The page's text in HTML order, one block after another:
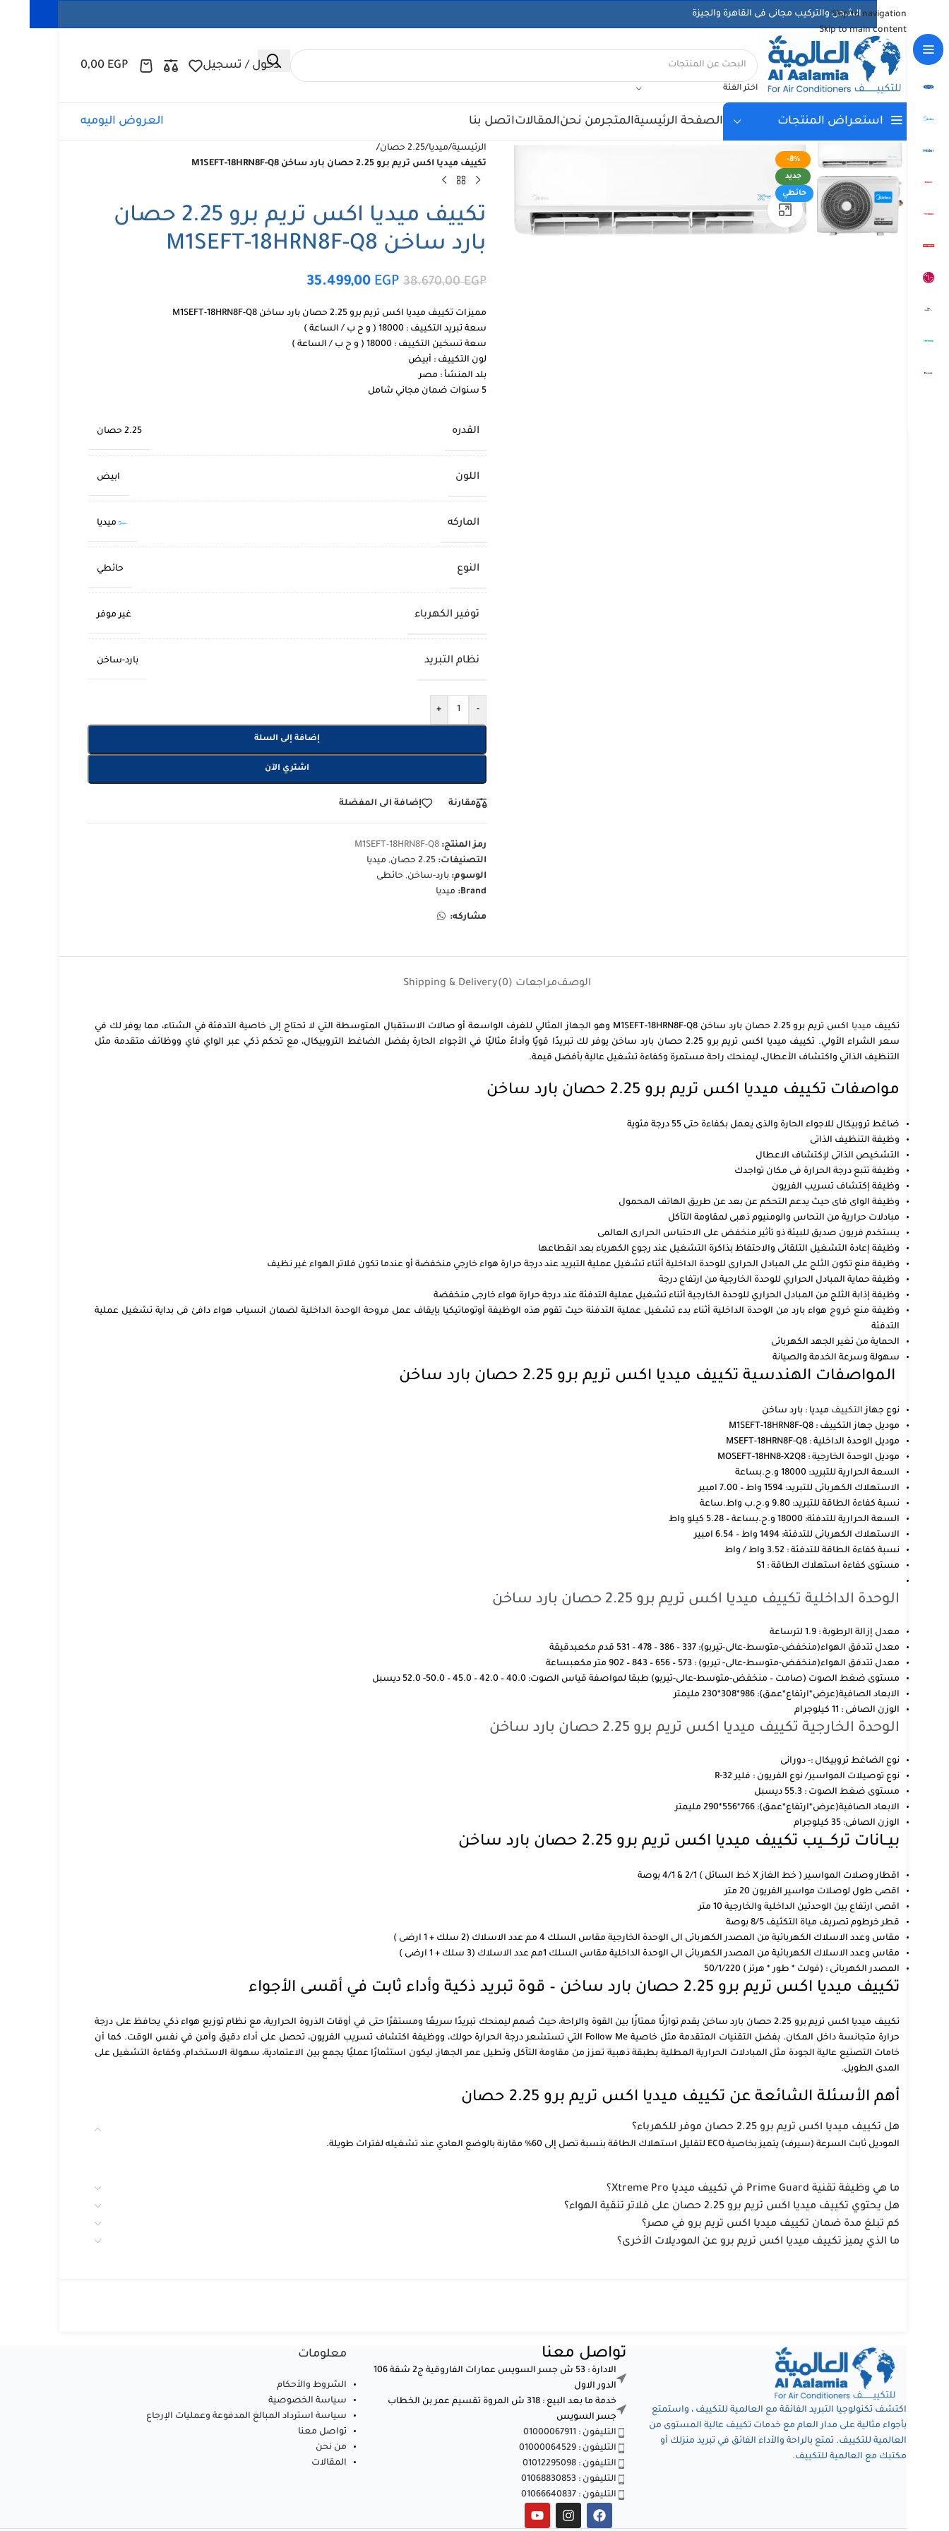
Skip to navigation
Skip to main content
الشحن والتركيب مجانى فى القاهرة والجيزة
اختر الفئة
دخول / تسجيل 0,00 EGP
استعراض المنتجات الصفحة الرئيسيةالمتجرمن نحنالمقالاتاتصل بنا العروض اليوميه
-8%
جديد
حائطي
اضغط للتكبير
الرئيسية/ميديا/2.25 حصان
/
تكييف ميديا اكس تريم برو 2.25 حصان بارد ساخن M1SEFT-18HRN8F-Q8
تكييف ميديا اكس تريم برو 2.25 حصان
بارد ساخن M1SEFT-18HRN8F-Q8
38.670,00EGP
35.499,00 EGP
مميزات تكييف ميديا اكس تريم برو 2.25 حصان بارد ساخن M1SEFT-18HRN8F-Q8
سعة تبريد التكييف : 18000 ( و ح ب / الساعة )
سعة تسخين التكييف : 18000 ( و ح ب / الساعة )
لون التكييف : أبيض
بلد المنشأ : مصر
5 سنوات ضمان مجاني شامل
القدره 2.25 حصان
اللون ابيض
الماركه ميديا
النوع حائطي
توفير الكهرباء غير موفر
نظام التبريد بارد-ساخن
-
+
إضافة إلى السلة
اشتري الآن
مقارنة إضافة الى المفضلة
رمز المنتج: M1SEFT-18HRN8F-Q8
التصنيفات: 2.25 حصان , ميديا
الوسوم: بارد-ساخن, حائطى
Brand:
ميديا
مشاركه:
الوصفمراجعات (0) Shipping & Delivery
تكييف ميديا
اكس تريم برو 2.25 حصان بارد ساخن M1SEFT-18HRN8F-Q8 وهو الجهاز المثالي للغرف الواسعة أو صالات الاستقبال المتوسطة التي لا تحتاج إلى خاصية التدفئة في الشتاء، مما يوفر لك في
سعر الشراء الأولي. تكييف ميديا اكس تريم برو 2.25 حصان بارد ساخن يوفر لك تبريدًا قويًا وأداءً مثاليًا في الأجواء الحارة بفضل الضاغط التروبيكال، مع تحكم ذكي عبر الواي فاي ووظائف متقدمة مثل
التنظيف الذاتي واكتشاف الأعطال، ليمنحك راحة مستمرة وكفاءة تشغيل عالية بأفضل قيمة.
مواصفات تكييف ميديا اكس تريم برو 2.25 حصان بارد ساخن
ضاغط تروبيكال للاجواء الحارة والذى يعمل بكفاءة حتى 55 درجة مئوية
وظيفة التنظيف الذاتى
التشخيص الذاتى لإكتشاف الاعطال
وظيفة تتبع درجة الحرارة فى مكان تواجدك
وظيفة إكتشاف تسريب الفريون
وظيفة الواى فاى حيث يدعم التحكم عن بعد عن طريق الهاتف المحمول
مبادلات حرارية من النحاس والومنيوم ذهبى لمقاومة التآكل
يستخدم فريون صديق للبيئة ذو تأثير منخفض على الاحتباس الحرارى العالمى
وظيفة إعادة التشغيل التلقائى والاحتفاظ بذاكرة التشغيل عند رجوع الكهرباء بعد انقطاعها
وظيفة منع تكون الثلج على المبادل الحرارى للوحدة الداخلية أثناء تشغيل عملية التبريد عند درجة حرارة هواء خارجي منخفضة أو عندما تكون فلاتر الهواء غير نظيف
وظيفة حماية المبادل الحراري للوحدة الخارجية من ارتفاع درجة
وظيفة إذابة الثلج من المبادل الحراري للوحدة الخارجية أثناء تشغيل عملية التدفئة عند درجة حرارة هواء خارجى منخفضة
وظيفة منع خروج هواء بارد من الوحدة الداخلية أثناء بدء تشغيل عملية التدفئة حيث تقوم هذه الوظيفة أوتوماتيكيا بإيقاف عمل مروحة الوحدة الداخلية لضمان انسياب هواء دافئ فى بداية تشغيل عملية
التدفئة
الحماية من تغير الجهد الكهربائى
سهولة وسرعة الخدمة والصيانة
المواصفات الهندسية تكييف ميديا اكس تريم برو 2.25 حصان بارد ساخن
نوع جهازالتكييف ميديا : بارد ساخن
موديل جهاز التكييف : M1SEFT-18HRN8F-Q8
موديل الوحدة الداخلية : MSEFT-18HRN8F-Q8
موديل الوحدة الخارجية : MOSEFT-18HN8-X2Q8
السعة الحرارية للتبريد: 18000 و.ح.بساعة
الاستهلاك الكهربائى للتبريد: 1594 واط – 7.00 امبير
نسبة كفاءة الطاقة للتبريد: 9.80 و.ح.ب واط.ساعة
السعة الحرارية للتدفئة: 18000 و.ح.بساعة – 5.28 كيلو واط
الاستهلاك الكهربائى للتدفئة: 1494 واط – 6.54 امبير
نسبة كفاءة الطاقة للتدفئة : 3.52 واط / واط
مستوى كفاءة استهلاك الطاقة : S1
الوحدة الداخلية تكييف ميديا اكس تريم برو 2.25 حصان بارد ساخن
معدل إزالة الرطوبة : 1.9 لترساعة
معدل تتدفق الهواء(منخفض-متوسط-عالى-تيربو): 337 – 386 – 478 – 531 قدم مكعبدقيقة
معدل تتدفق الهواء(منخفض-متوسط-عالى- تيربو) : 573 – 656 – 843 – 902 متر مكعبساعة
مستوى ضغط الصوت (صامت – منخفض-متوسط-عالى-تيربو) طبقا لمواصفة قياس الصوت: 40.0 – 42.0 – 45.0 – 50.0- 52.0 ديسبل
الابعاد الصافية(عرض*ارتفاع*عمق): 986*308*230 مليمتر
الوزن الصافى : 11 كيلوجرام
الوحدة الخارجية تكييف ميديا اكس تريم برو 2.25 حصان بارد ساخن
نوع الضاغط تروبيكال :- دورانى
نوع توصيلات المواسير/ نوع الفريون : فلير R-32
مستوى ضغط الصوت : 55.3 ديسبل
الابعاد الصافية(عرض*ارتفاع*عمق): 766*556*290 مليمتر
الوزن الصافى: 35 كيلوجرام
بيــانات تركـــيب تكييف ميديا اكس تريم برو 2.25 حصان بارد ساخن
اقطار وصلات المواسير ( خط الغاز X خط السائل ) 2/1 & 4/1 بوصة
اقصى طول لوصلات مواسير الفريون 20 متر
اقصى ارتفاع بين الوحدتين الداخلية والخارجية 10 متر
قطر خرطوم تصريف مياة التكثيف 8/5 بوصة
مقاس وعدد الاسلاك الكهربائية من المصدر الكهربائى الى الوحدة الخارجية مقاس السلك 4 مم عدد الاسلاك (2 سلك + 1 ارضى )
مقاس وعدد الاسلاك الكهربائية من المصدر الكهربائى الى الوحدة الداخلية مقاس السلك 1مم عدد الاسلاك (3 سلك + 1 ارضى )
المصدر الكهربائى : (فولت * طور * هرتز ) 50/1/220
تكييف ميديا اكس تريم برو 2.25 حصان بارد ساخن – قوة تبريد ذكية وأداء ثابت في أقسى الأجواء
تكييف ميديا اكس تريم برو 2.25 حصان بارد ساخن يقدم توازنًا ممتازًا بين القوة والراحة، حيث صُمم ليمنحك تبريدًا سريعًا ومستقرًا حتى في أوقات الذروة الحرارية، مع نظام توزيع هواء ذكي يحافظ على درجة
حرارة متجانسة داخل المكان. بفضل التقنيات المتقدمة مثل خاصية Follow Me التي تستشعر درجة الحرارة حولك، ووظيفة اكتشاف تسريب الفريون، تحصل على أداء دقيق وآمن في نفس الوقت. كما أن
خامات التصنيع عالية الجودة مثل المبادلات الحرارية المطلية بطبقة ذهبية تعزز من مقاومة التآكل وتطيل عمر الجهاز، ليكون استثمارًا عمليًا يجمع بين الاعتمادية، سهولة الاستخدام، وكفاءة التشغيل على
المدى الطويل.
أهم الأسئلة الشائعة عن تكييف ميديا اكس تريم برو 2.25 حصان
هل تكييف ميديا اكس تريم برو 2.25 حصان موفر للكهرباء؟
الموديل ثابت السرعة (سيرف) يتميز بخاصية ECO لتقليل استهلاك الطاقة بنسبة تصل إلى 60% مقارنة بالوضع العادي عند تشغيله لفترات طويلة.
ما هي وظيفة تقنية Prime Guard في تكييف ميديا Xtreme Pro؟
هل يحتوي تكييف ميديا اكس تريم برو 2.25 حصان على فلاتر تنقية الهواء؟
كم تبلغ مدة ضمان تكييف ميديا اكس تريم برو في مصر؟
ما الذي يميز تكييف ميديا اكس تريم برو عن الموديلات الأخرى؟
اكتشف تكنولوجيا التبريد الفائقة مع العالمية للتكييف ، واستمتع
بأجواء مثالية على مدار العام مع خدمات تكييف عالية المستوى من
العالمية للتكييف. تمتع بالراحة والأداء الفائق في تبريد منزلك أو
مكتبك مع العالمية للتكييف.
تواصل معنا
الادارة : 53 ش جسر السويس عمارات الفاروقية ج2 شقة 106
الدور الاول
خدمة ما بعد البيع : 318 ش المروة تقسيم عمر بن الخطاب
جسر السويس
التليفون : 01000067911
التليفون : 01000064529
التليفون : 01012295098
التليفون : 01068830853
التليفون : 01066640837
معلومات
الشروط والأحكام
سياسة الخصوصية
سياسة استرداد المبالغ المدفوعة وعمليات الإرجاع
تواصل معنا
من نحن
المقالات